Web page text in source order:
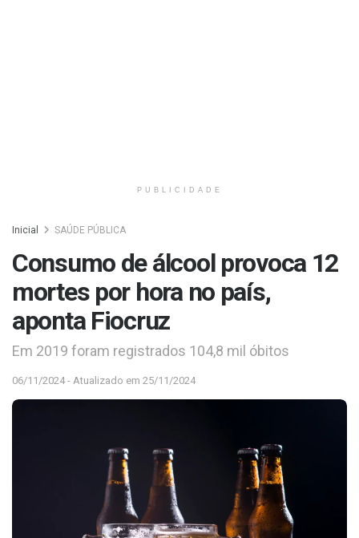
PUBLICIDADE
Inicial SAÚDE PÚBLICA
Consumo de álcool provoca 12
mortes por hora no país,
aponta Fiocruz
Em 2019 foram registrados 104,8 mil óbitos
06/11/2024 - Atualizado em 25/11/2024